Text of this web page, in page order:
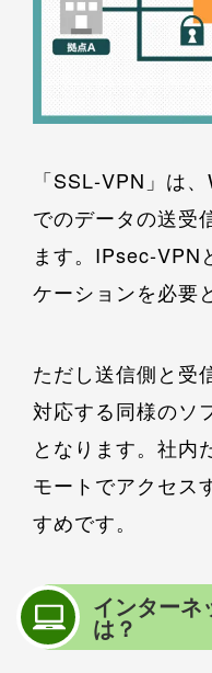
「SSL‐VPN」は
でのデータの送受
ます。IPsec‐VPN
ケーションを必要
ただし送信側と受
対応する同様のソ
となります。社内
モートでアクセス
すめです。
インターネ
は？